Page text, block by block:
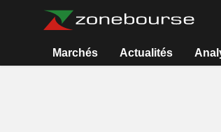
Marchés Actualités